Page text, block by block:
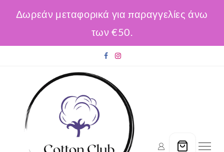
Δωρεάν μεταφορικά για παραγγελίες άνω
των €50.